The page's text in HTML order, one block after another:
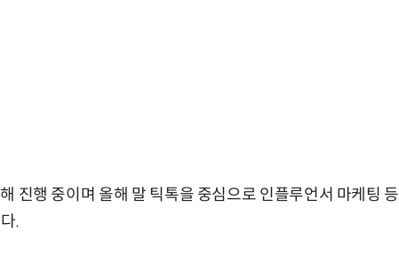
진행 중이며 올해 말 틱톡을 중심으로 인플루언서 마케팅 등
.